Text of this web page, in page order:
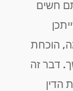
חשים
הוכחת
דבר זה
הדין